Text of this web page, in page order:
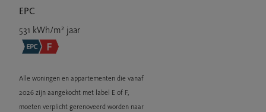
EPC
531 kWh/m² jaar
Alle woningen en appartementen die vanaf
2026 zijn aangekocht met label E of F,
moeten verplicht gerenoveerd worden naar